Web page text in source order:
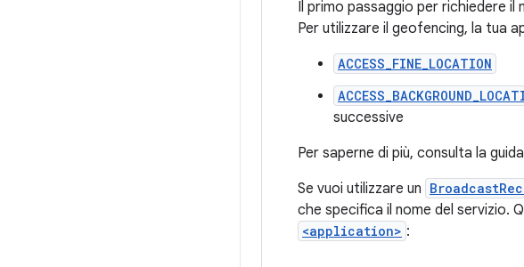
Il primo passaggio per richiedere
Per utilizzare il geofencing, la tua
ACCESS_FINE_LOCATION
successive
Per saperne di più, consulta la
Se vuoi utilizzare un
che specifica il nome del servizio.
<application> :